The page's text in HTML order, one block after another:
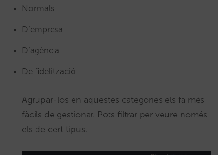
Normals
D’empresa
D’agència
De fidelització
Agrupar-los en aquestes categories els fa més
fàcils de gestionar. Pots filtrar per veure només
els de cert tipus.